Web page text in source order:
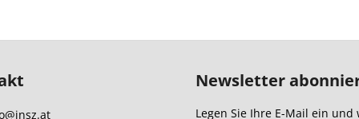
@insz.at
Newsletter
Legen Sie Ihre E-Mail ein und